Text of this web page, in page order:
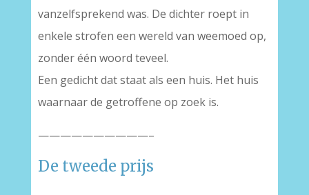
vanzelfsprekend was. De dichter roept in
enkele strofen een wereld van weemoed op,
zonder één woord teveel.
Een gedicht dat staat als een huis. Het huis
waarnaar de getroffene op zoek is.
——————————–
De tweede prijs